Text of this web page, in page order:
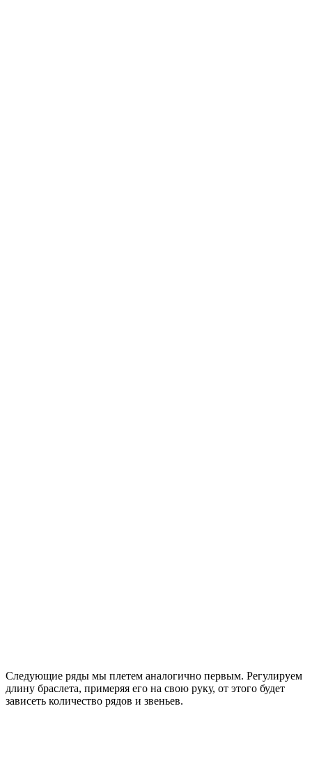
Следующие ряды мы плетем аналогично первым. Регулируем
длину браслета, примеряя его на свою руку, от этого будет
зависеть количество рядов и звеньев.